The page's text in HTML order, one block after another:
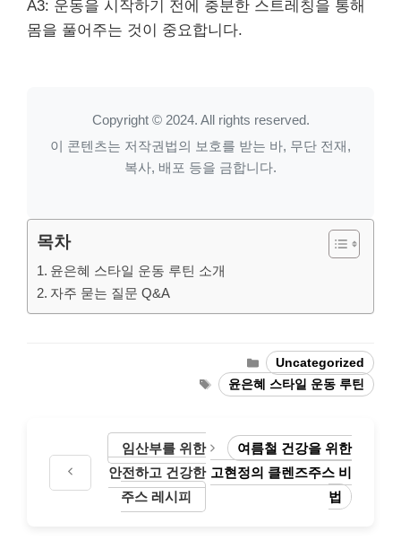
A3: 운동을 시작하기 전에 충분한 스트레칭을 통해
몸을 풀어주는 것이 중요합니다.
Copyright © 2024. All rights reserved.
이 콘텐츠는 저작권법의 보호를 받는 바, 무단 전재,
복사, 배포 등을 금합니다.
목차
윤은혜 스타일 운동 루틴 소개
자주 묻는 질문 Q&A
Categories
Uncategorized
Tags윤은혜 스타일 운동 루틴
임산부를 위한
안전하고 건강한
주스 레시피
여름철 건강을 위한
고현정의 클렌즈주스 비
법